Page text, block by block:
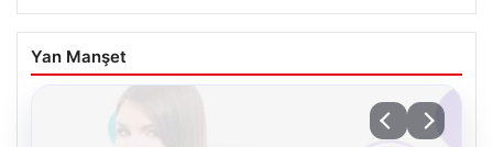
Yan Manşet